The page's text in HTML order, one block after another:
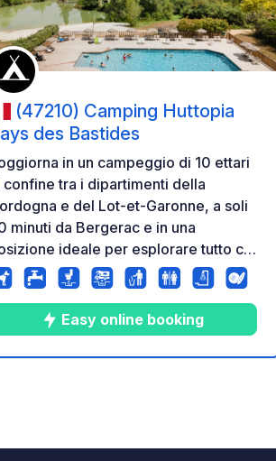
(47210) Camping Huttopia
des Bastides
in un campeggio di 10 ettari
confine tra i dipartimenti della
e del Lot-et-Garonne, a soli
minuti da Bergerac e in una
ideale per esplorare tutto ciò
la regione ha da offrire e godersi la
e la tranquillità del luogo.
Easy online booking